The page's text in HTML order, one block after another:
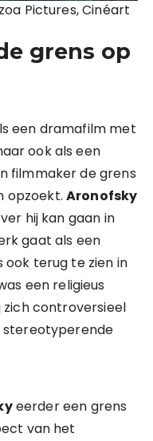
Pictures, Cinéart
grens op
een dramafilm met
ook als een
filmmaker de grens
opzoekt.Aronofsky
hij kan gaan in
gaat als een
ook terug te zien in
een religieus
controversieel
stereotyperende
eerder een grens
van het